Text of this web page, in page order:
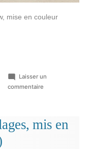
mise en couleur
Laisser un
commentaire
plages,
mis en